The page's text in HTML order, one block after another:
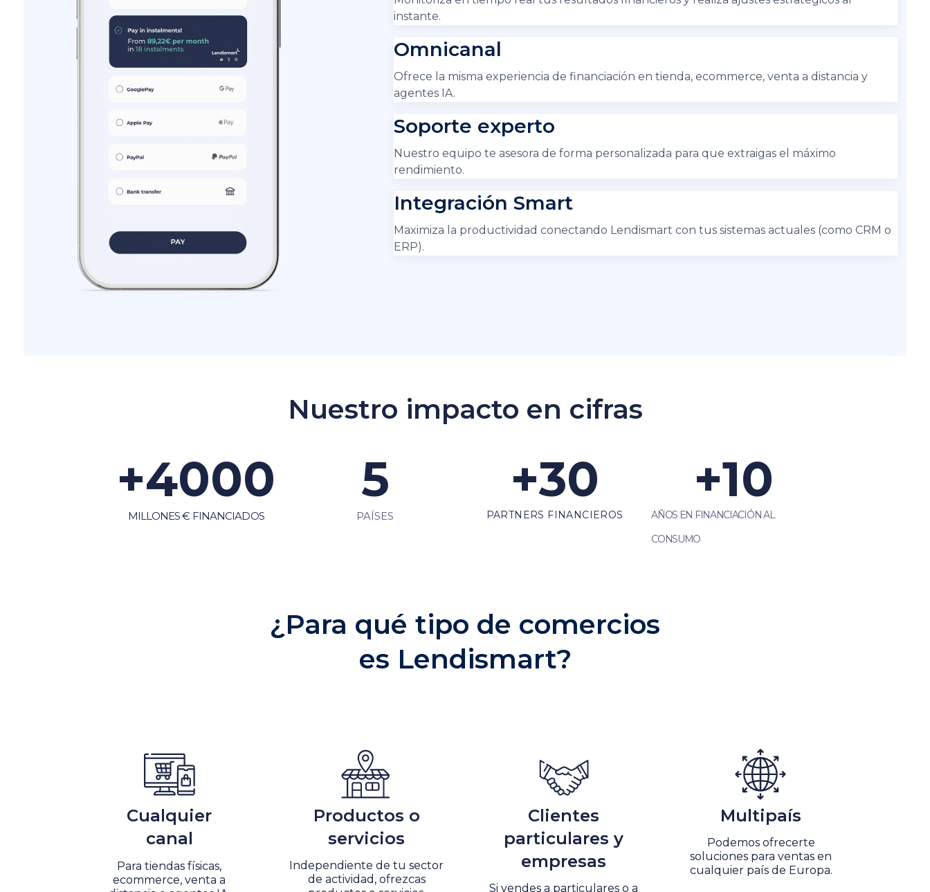
instante.
Omnicanal
Ofrece la misma experiencia de financiación en tienda, ecommerce, venta a distancia y
agentes IA.
Soporte experto
Nuestro equipo te asesora de forma personalizada para que extraigas el máximo
rendimiento.
Integración Smart
Maximiza la productividad conectando Lendismart con tus sistemas actuales (como CRM o
ERP).
Nuestro impacto en cifras
MILLONES € FINANCIADOS
+4000
PAÍSES
5
PARTNERS FINANCIEROS
+30
AÑOS EN FINANCIACIÓN AL
CONSUMO
+10
¿Para qué tipo de comercios
es Lendismart?
Cualquier
canal
Para tiendas físicas,
ecommerce, venta a
Productos o
servicios
Independiente de tu sector
de actividad, ofrezcas
Clientes
particulares y
empresas
Si vendes a particulares o a
Multipaís
Podemos ofrecerte
soluciones para ventas en
cualquier país de Europa.